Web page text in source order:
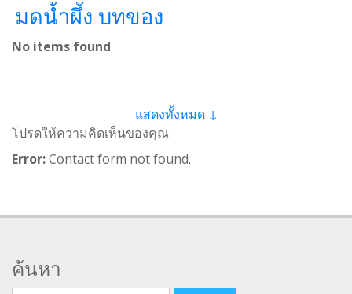
มดน้ำผึ้ง บทของ
No items found
แสดงทั้งหมด ↓
โปรดให้ความคิดเห็นของคุณ
Error:Contact form not found.
ค้นหา